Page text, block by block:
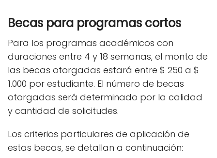
Becas para programas cortos
Para los programas académicos con
duraciones entre 4 y 18 semanas, el monto de
las becas otorgadas estará entre $ 250 a $
1.000 por estudiante. El número de becas
otorgadas será determinado por la calidad
y cantidad de solicitudes.
Los criterios particulares de aplicación de
estas becas, se detallan a continuación: